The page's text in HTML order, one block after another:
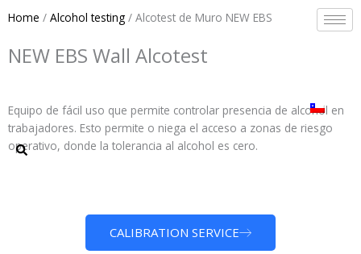
to
Home / Alcohol testing / Alcotest de Muro NEW EBS
NEW EBS Wall Alcotest
Equipo de fácil uso que permite controlar presencia de alcohol en
trabajadores. Esto permite o niega el acceso a zonas de riesgo
operativo, donde la tolerancia al alcohol es cero.
CALIBRATION SERVICE